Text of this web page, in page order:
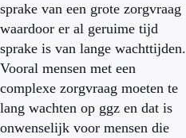
sprake van een grote zorgvraag
waardoor er al geruime tijd
sprake is van lange wachttijden.
Vooral mensen met een
complexe zorgvraag moeten te
lang wachten op ggz en dat is
onwenselijk voor mensen die